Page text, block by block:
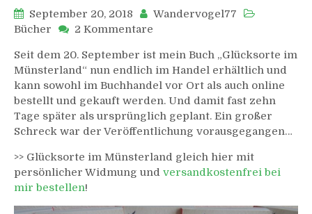
September 20, 2018
Wandervogel77
Bücher
2 Kommentare
im
Münsterland“
jetzt
erhältlich
Seit dem 20. September ist mein Buch „Glücksorte im
Münsterland“ nun endlich im Handel erhältlich und
kann sowohl im Buchhandel vor Ort als auch online
bestellt und gekauft werden. Und damit fast zehn
Tage später als ursprünglich geplant. Ein großer
Schreck war der Veröffentlichung vorausgegangen…
>> Glücksorte im Münsterland gleich hier mit
persönlicher Widmung und versandkostenfrei bei
mir bestellen!